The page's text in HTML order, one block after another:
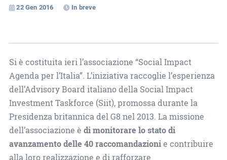
22 Gen 2016 In breve
Si è costituita ieri l’associazione “Social Impact
Agenda per l’Italia”. L’iniziativa raccoglie l’esperienza
dell’Advisory Board italiano della Social Impact
Investment Taskforce (Siit), promossa durante la
Presidenza britannica del G8 nel 2013. La missione
dell’associazione è di monitorare lo stato di
avanzamento delle 40 raccomandazionie contribuire
alla loro realizzazione e di rafforzare